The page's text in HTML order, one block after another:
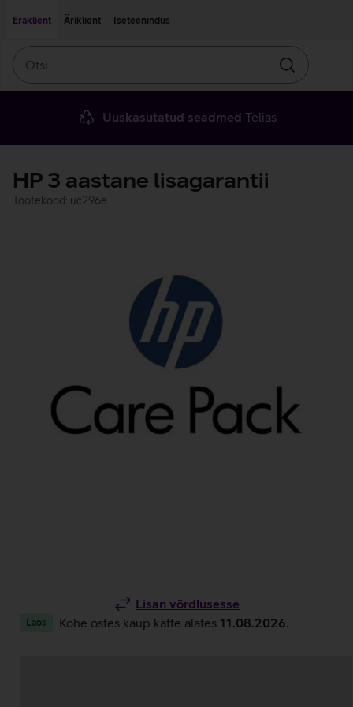
Eraklient
Äriklient Iseteenindus
Otsin
Uuskasutatud seadmed Telias
HP 3 aastane lisagarantii
Tootekood: uc296e
Lisan võrdlusesse
Laos Kohe ostes kaup kätte alates 11.08.2026